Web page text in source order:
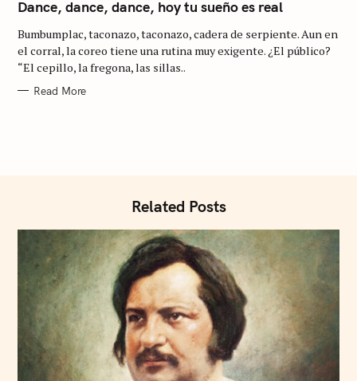
T
E
O
R
I
E
Dance, dance, dance, hoy tu sueño es real
Bumbumplac, taconazo, taconazo, cadera de serpiente. Aun en
el corral, la coreo tiene una rutina muy exigente. ¿El público?
“El cepillo, la fregona, las sillas..
Read More
Related Posts
S
e
a
r